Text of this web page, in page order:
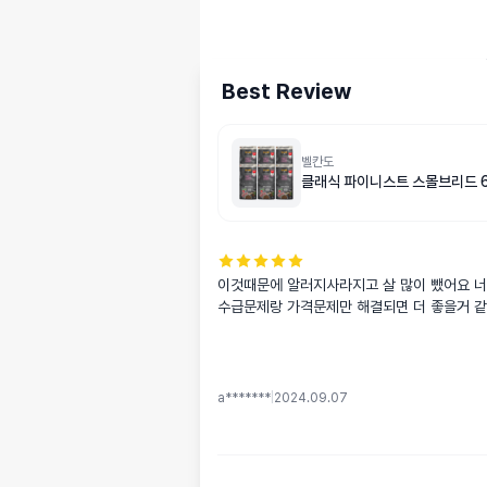
Best Review
벨칸도
클래식 파이니스트 스몰브리
이것때문에 알러지사라지고 살 많이 뺐어요
수급문제랑 가격문제만 해결되면 더 좋을거
a******* 2024.09.07